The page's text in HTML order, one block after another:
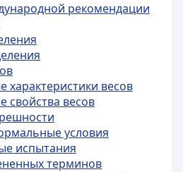
рекомендации
характеристики весов
свойства весов
условия
испытания
терминов